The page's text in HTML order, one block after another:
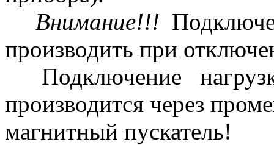
Внимание!!!
производить при
Подключение
производится через
магнитный пускатель!